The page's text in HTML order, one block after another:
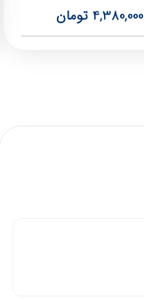
4,380,000 تومان